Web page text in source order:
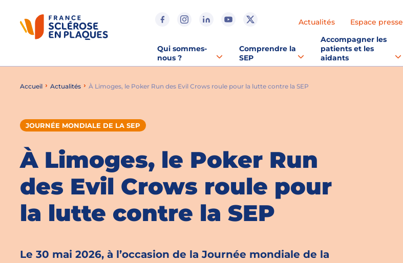
Actualités
Espace presse
Qui sommes-
nous ?
Comprendre la
SEP
Accompagner les
patients et les
aidants
Accueil Actualités À Limoges, le Poker Run des Evil Crows roule pour la lutte contre la SEP
JOURNÉE MONDIALE DE LA SEP
À Limoges, le Poker Run
des Evil Crows roule pour
la lutte contre la SEP
Le 30 mai 2026, à l’occasion de la Journée mondiale de la